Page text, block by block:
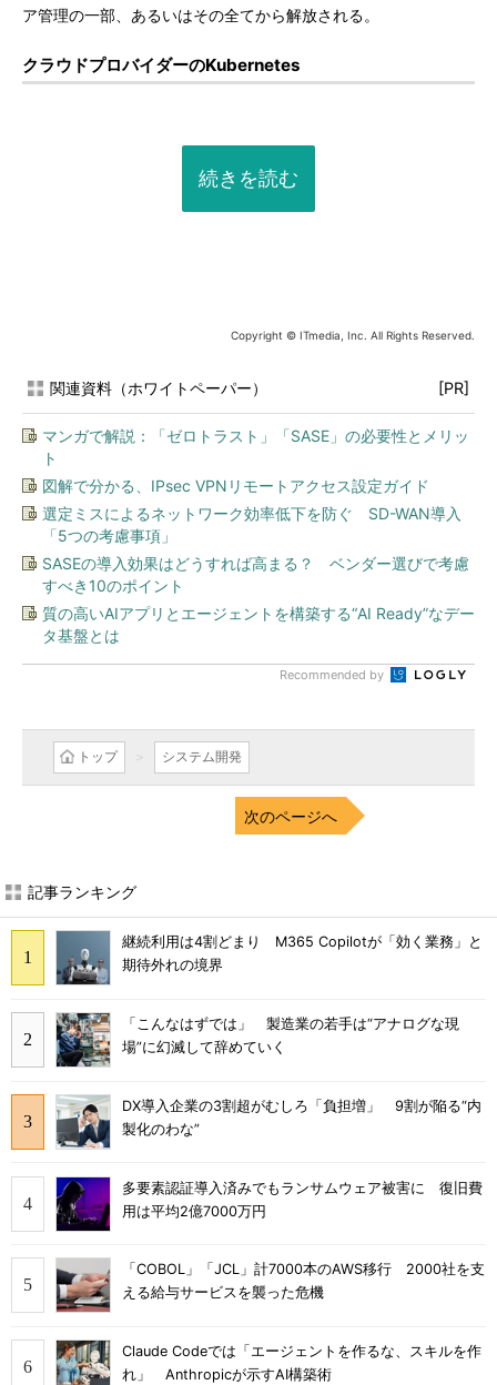
ア管理の一部、あるいはその全てから解放される。
クラウドプロバイダーのKubernetes
続きを読む
Copyright © ITmedia, Inc. All Rights Reserved.
関連資料（ホワイトペーパー） [PR]
マンガで解説：「ゼロトラスト」「SASE」の必要性とメリッ
ト
図解で分かる、IPsec VPNリモートアクセス設定ガイド
選定ミスによるネットワーク効率低下を防ぐ SD-WAN導入
「5つの考慮事項」
SASEの導入効果はどうすれば高まる？ ベンダー選びで考慮
すべき10のポイント
質の高いAIアプリとエージェントを構築する“AI Ready”なデー
タ基盤とは
Recommended by
トップ システム開発
次のページへ
記事ランキング
継続利用は4割どまり M365 Copilotが「効く業務」と
期待外れの境界
「こんなはずでは」 製造業の若手は“アナログな現
場”に幻滅して辞めていく
DX導入企業の3割超がむしろ「負担増」 9割が陥る“内
製化のわな”
多要素認証導入済みでもランサムウェア被害に 復旧費
用は平均2億7000万円
「COBOL」「JCL」計7000本のAWS移行 2000社を支
える給与サービスを襲った危機
Claude Codeでは「エージェントを作るな、スキルを作
れ」 Anthropicが示すAI構築術